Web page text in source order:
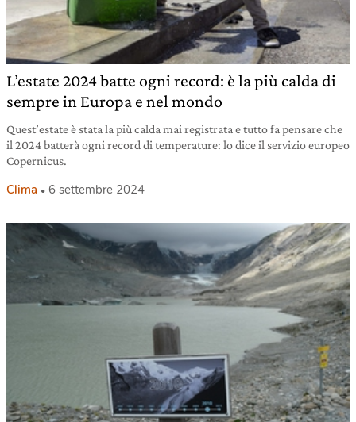
L’estate 2024 batte ogni record: è la più calda di
sempre in Europa e nel mondo
Quest’estate è stata la più calda mai registrata e tutto fa pensare che
il 2024 batterà ogni record di temperature: lo dice il servizio europeo
Copernicus.
Clima 6 settembre 2024